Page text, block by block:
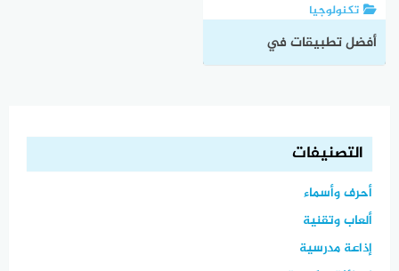
تكنولوجيا
أفضل تطبيقات في
التصنيفات
أحرف وأسماء
ألعاب وتقنية
إذاعة مدرسية